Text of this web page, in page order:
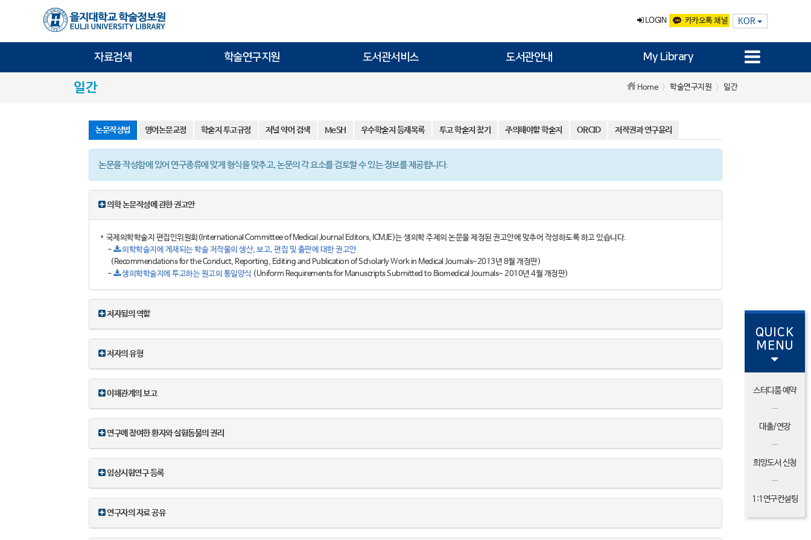
LOGIN 카카오톡 채널 KOR
자료검색 학술연구지원 도서관서비스 도서관안내 My Library
일간 Home 학술연구지원 일간
논문작성법 영어논문교정 학술지 투고규정 저널 약어 검색 MeSH 우수학술지 등재목록 투고 학술지 찾기 주의해야할 학술지 ORCID 저작권과 연구윤리
논문을 작성함에 있어 연구종류에 맞게 형식을 맞추고, 논문의 각 요소를 검토할 수 있는 정보를 제공합니다.
의학 논문작성에 관한 권고안
국제의학학술지 편집인위원회(International Committee of Medical Journal Editors, ICMJE)는 생의학 주제의 논문을 제정된 권고안에 맞추어 작성하도록 하고 있습니다.
-
의학학술지에 게재되는 학술 저작물의 생산, 보고, 편집 및 출판에 대한 권고안
(Recommendations for the Conduct, Reporting, Editing and Publication of Scholarly Work in Medical Journals-2013년 8월 개정판)
-
생의학학술지에 투고하는 원고의 통일양식 (Uniform Requirements for Manuscripts Submitted to Biomedical Journals- 2010년 4월 개정판)
저자됨의 역할
저자의 유형
이해관계의 보고
연구에 참여한 환자와 실험동물의 권리
임상시험연구 등록
연구자의 자료 공유
QUICK
MENU
스터디룸 예약
대출/연장
희망도서 신청
1:1연구컨설팅